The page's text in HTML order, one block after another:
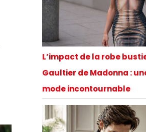
L’impact de la robe
Gaultier de Madonna :
mode incontournable